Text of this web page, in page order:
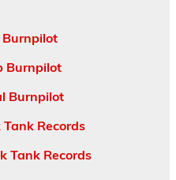
Burnpilot
Burnpilot
Burnpilot
Records
Tank Records